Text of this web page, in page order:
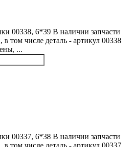
00338, 6*39 В наличии запчасти
в том числе деталь - артикул 00338
...
00337, 6*38 В наличии запчасти
в том числе деталь - артикул 00337